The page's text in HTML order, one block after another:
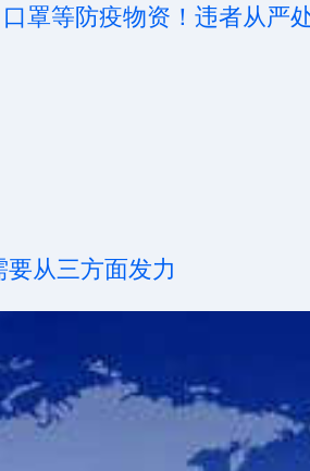
罩等防疫物资！违者从严
从三方面发力